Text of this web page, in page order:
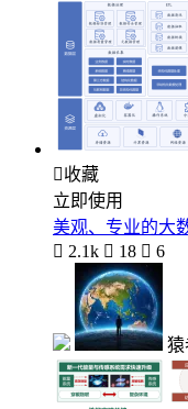
收藏
立即使用
美观、专业的大
 2.1k  18  6
猿